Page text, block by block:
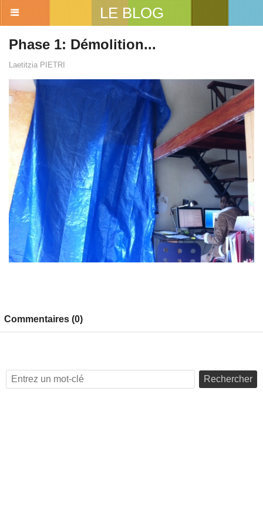
LE BLOG
Phase 1: Démolition...
Laetitzia PIETRI
Commentaires (0)
Rechercher